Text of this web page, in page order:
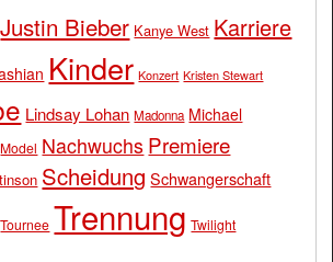
Justin Bieber Kanye West Karriere
Kinder Konzert Kristen Stewart
Lindsay Lohan Madonna Michael
Model Nachwuchs Premiere
Scheidung Schwangerschaft
Tournee Trennung Twilight